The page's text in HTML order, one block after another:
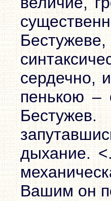
сердечно,
пенькою –
дыхание.
Вашим он